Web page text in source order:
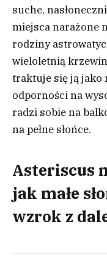
suche,
miejsca narażone
rodziny
wieloletnią
traktuje się ją jako
odporności na
radzi sobie na
na pełne słońce.
Asteriscus
jak małe
wzrok z